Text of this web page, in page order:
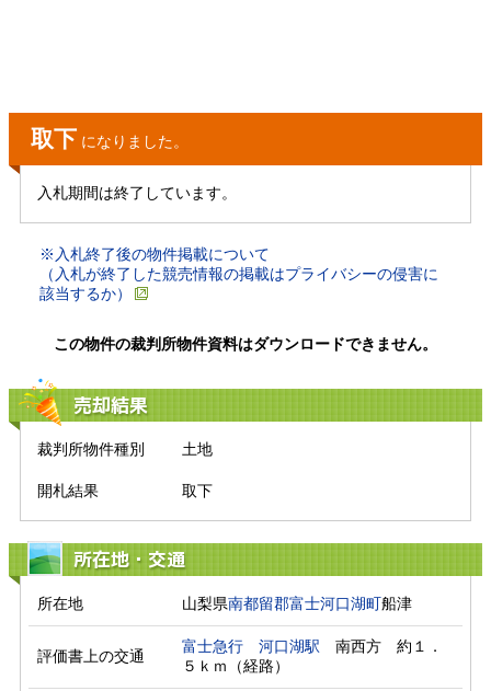
取下 になりました。
入札期間は終了しています。
※入札終了後の物件掲載について
（入札が終了した競売情報の掲載はプライバシーの侵害に
該当するか）
この物件の裁判所物件資料はダウンロードできません。
売却結果
裁判所物件種別 土地
開札結果 取下
所在地・交通
所在地 山梨県南都留郡富士河口湖町船津
評価書上の交通
富士急行 河口湖駅 南西方　約１．
５ｋｍ（経路）